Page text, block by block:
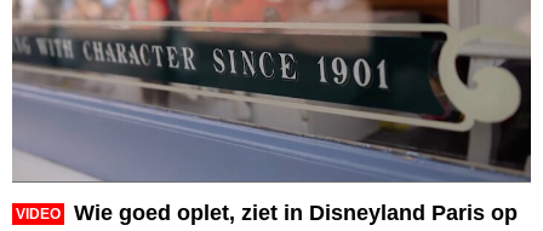
VIDEO
Wie goed oplet, ziet in Disneyland Paris op